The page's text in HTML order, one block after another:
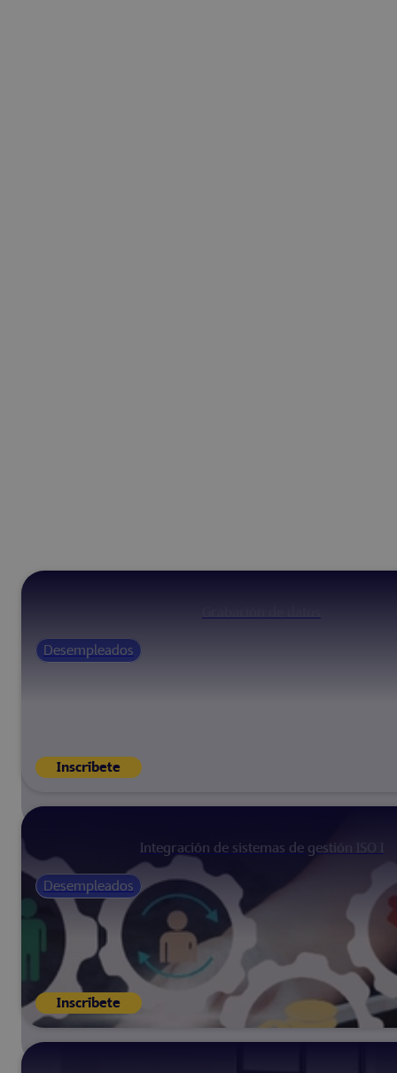
Desempleados
Inscríbete
Integración de sistemas de gestión ISO I
Desempleados
Inscríbete